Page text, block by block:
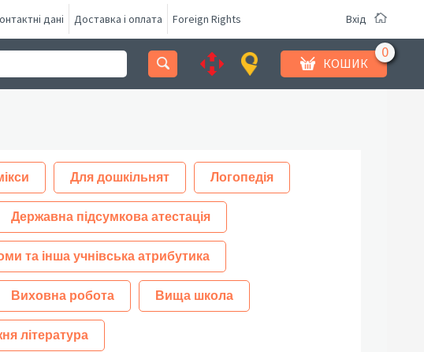
дані Доставка і оплата Foreign Rights Вхід
КОШИК
Для дошкільнят Логопедія
Державна підсумкова атестація
та інша учнівська атрибутика
Виховна робота Вища школа
література